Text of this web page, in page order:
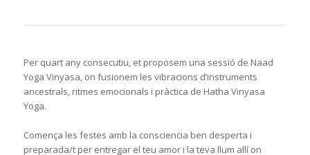
Per quart any consecutiu, et proposem una sessió de Naad
Yoga Vinyasa, on fusionem les vibracions d’instruments
ancestrals, ritmes emocionals i pràctica de Hatha Vinyasa
Yoga.
Comença les festes amb la consciencia ben desperta i
preparada/t per entregar el teu amor i la teva llum allí on